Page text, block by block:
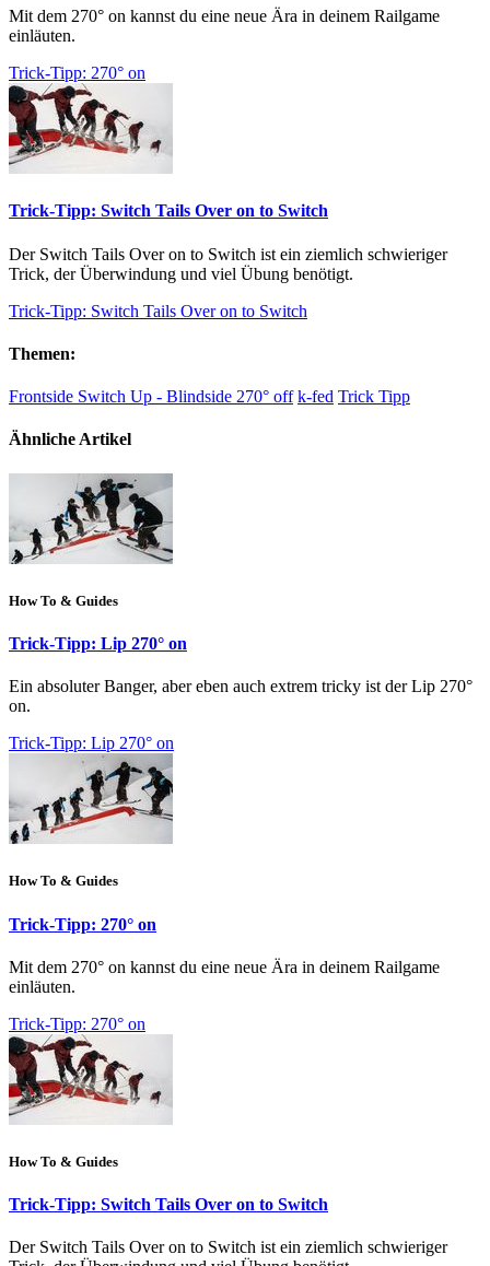
Mit dem 270° on kannst du eine neue Ära in deinem Railgame
einläuten.
Trick-Tipp: 270° on
Trick-Tipp: Switch Tails Over on to Switch
Der Switch Tails Over on to Switch ist ein ziemlich schwieriger
Trick, der Überwindung und viel Übung benötigt.
Trick-Tipp: Switch Tails Over on to Switch
Themen:
Frontside Switch Up - Blindside 270° off k-fed Trick Tipp
Ähnliche Artikel
How To & Guides
Trick-Tipp: Lip 270° on
Ein absoluter Banger, aber eben auch extrem tricky ist der Lip 270°
on.
Trick-Tipp: Lip 270° on
How To & Guides
Trick-Tipp: 270° on
Mit dem 270° on kannst du eine neue Ära in deinem Railgame
einläuten.
Trick-Tipp: 270° on
How To & Guides
Trick-Tipp: Switch Tails Over on to Switch
Der Switch Tails Over on to Switch ist ein ziemlich schwieriger